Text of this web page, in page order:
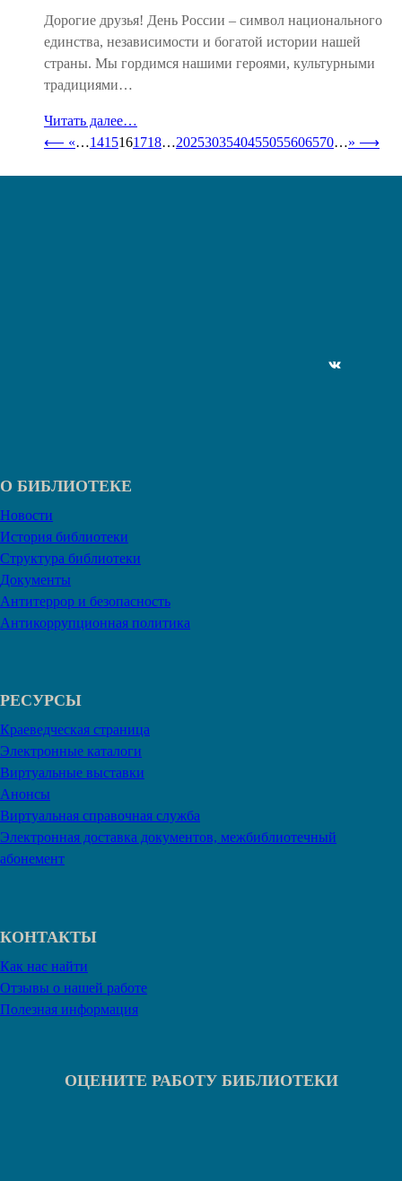
Дорогие друзья! День России – символ национального
единства, независимости и богатой истории нашей
страны. Мы гордимся нашими героями, культурными
традициями…
Читать далее…
⟵ «…1415161718…2025303540455055606570…» ⟶
ВКонтакте
О БИБЛИОТЕКЕ
Новости
История библиотеки
Структура библиотеки
Документы
Антитеррор и безопасность
Антикоррупционная политика
РЕСУРСЫ
Краеведческая страница
Электронные каталоги
Виртуальные выставки
Анонсы
Виртуальная справочная служба
Электронная доставка документов, межбиблиотечный
абонемент
КОНТАКТЫ
Как нас найти
Отзывы о нашей работе
Полезная информация
ОЦЕНИТЕ РАБОТУ БИБЛИОТЕКИ